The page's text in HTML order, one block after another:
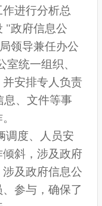
作进行分析总
"政府信息公
领导兼任办公
室统一组织、
并安排专人负责
息、文件等事
调度、人员安
倾斜，涉及政府
及政府信息公
参与，确保了